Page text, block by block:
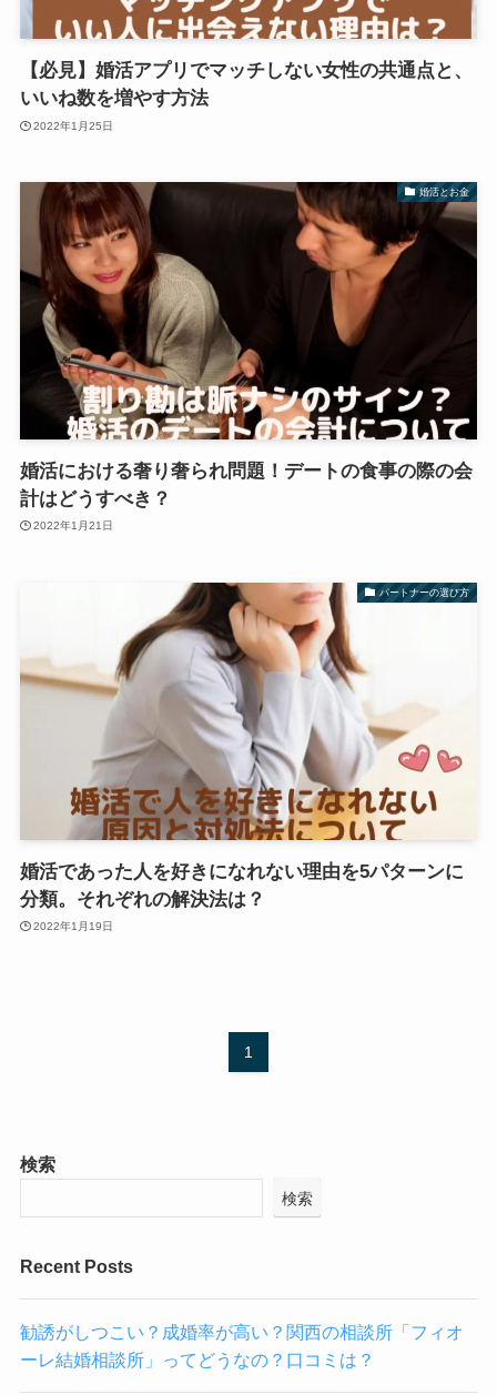
【必見】婚活アプリでマッチしない女性の共通点と、
いいね数を増やす方法
2022年1月25日
婚活とお金
婚活における奢り奢られ問題！デートの食事の際の会
計はどうすべき？
2022年1月21日
パートナーの選び方
婚活であった人を好きになれない理由を5パターンに
分類。それぞれの解決法は？
2022年1月19日
1
検索
検索
Recent Posts
勧誘がしつこい？成婚率が高い？関西の相談所「フィオ
ーレ結婚相談所」ってどうなの？口コミは？